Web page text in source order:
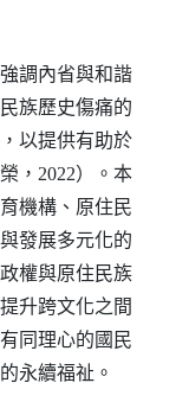
調內省與和諧
族歷史傷痛的
以提供有助於
，2022）。本
機構、原住民
發展多元化的
權與原住民族
升跨文化之間
同理心的國民
永續福祉。